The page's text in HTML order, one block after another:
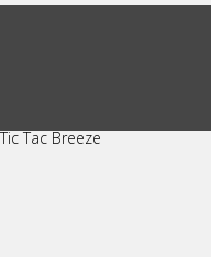
Tic Tac Breeze